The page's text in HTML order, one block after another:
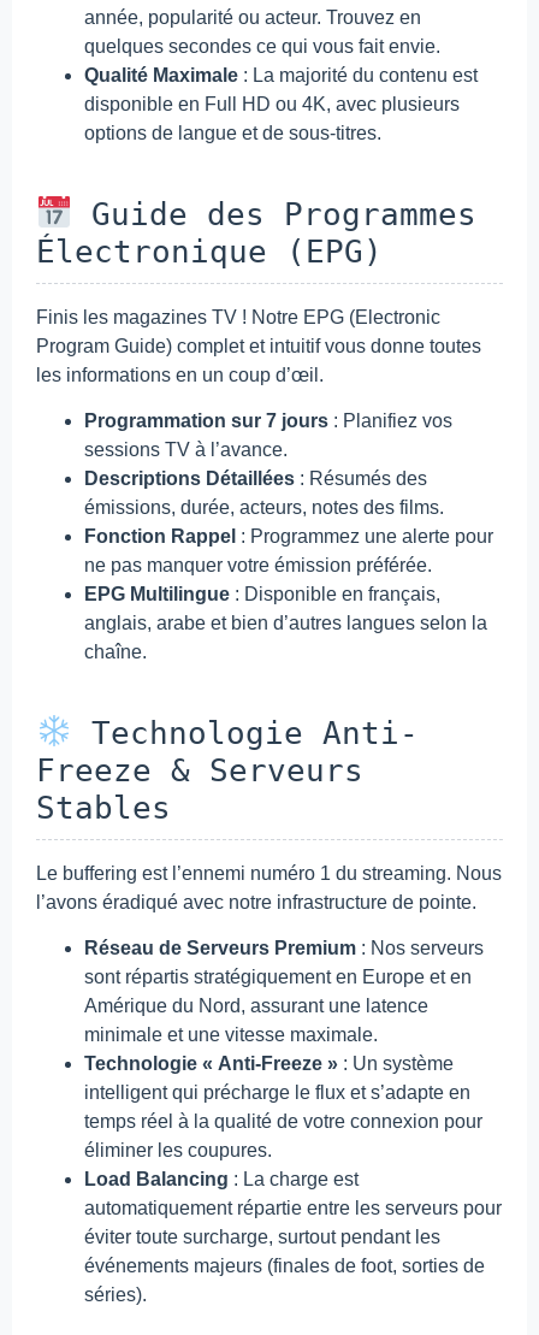
année, popularité ou acteur. Trouvez en
quelques secondes ce qui vous fait envie.
Qualité Maximale : La majorité du contenu est
disponible en Full HD ou 4K, avec plusieurs
options de langue et de sous-titres.
Guide des Programmes
Électronique (EPG)
Finis les magazines TV ! Notre EPG (Electronic
Program Guide) complet et intuitif vous donne toutes
les informations en un coup d’œil.
Programmation sur 7 jours : Planifiez vos
sessions TV à l’avance.
Descriptions Détaillées : Résumés des
émissions, durée, acteurs, notes des films.
Fonction Rappel : Programmez une alerte pour
ne pas manquer votre émission préférée.
EPG Multilingue : Disponible en français,
anglais, arabe et bien d’autres langues selon la
chaîne.
Technologie Anti-
Freeze & Serveurs
Stables
Le buffering est l’ennemi numéro 1 du streaming. Nous
l’avons éradiqué avec notre infrastructure de pointe.
Réseau de Serveurs Premium : Nos serveurs
sont répartis stratégiquement en Europe et en
Amérique du Nord, assurant une latence
minimale et une vitesse maximale.
Technologie « Anti-Freeze » : Un système
intelligent qui précharge le flux et s’adapte en
temps réel à la qualité de votre connexion pour
éliminer les coupures.
Load Balancing : La charge est
automatiquement répartie entre les serveurs pour
éviter toute surcharge, surtout pendant les
événements majeurs (finales de foot, sorties de
séries).